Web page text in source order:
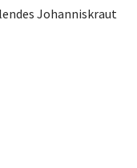
Johanniskraut